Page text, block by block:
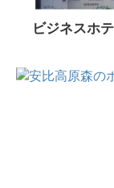
ビジネスホ